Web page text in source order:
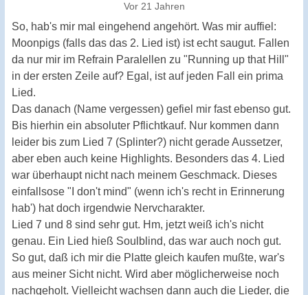
Vor 21 Jahren
So, hab's mir mal eingehend angehört. Was mir auffiel:
Moonpigs (falls das das 2. Lied ist) ist echt saugut. Fallen
da nur mir im Refrain Paralellen zu "Running up that Hill"
in der ersten Zeile auf? Egal, ist auf jeden Fall ein prima
Lied.
Das danach (Name vergessen) gefiel mir fast ebenso gut.
Bis hierhin ein absoluter Pflichtkauf. Nur kommen dann
leider bis zum Lied 7 (Splinter?) nicht gerade Aussetzer,
aber eben auch keine Highlights. Besonders das 4. Lied
war überhaupt nicht nach meinem Geschmack. Dieses
einfallsose "I don't mind" (wenn ich's recht in Erinnerung
hab') hat doch irgendwie Nervcharakter.
Lied 7 und 8 sind sehr gut. Hm, jetzt weiß ich's nicht
genau. Ein Lied hieß Soulblind, das war auch noch gut.
So gut, daß ich mir die Platte gleich kaufen mußte, war's
aus meiner Sicht nicht. Wird aber möglicherweise noch
nachgeholt. Vielleicht wachsen dann auch die Lieder, die